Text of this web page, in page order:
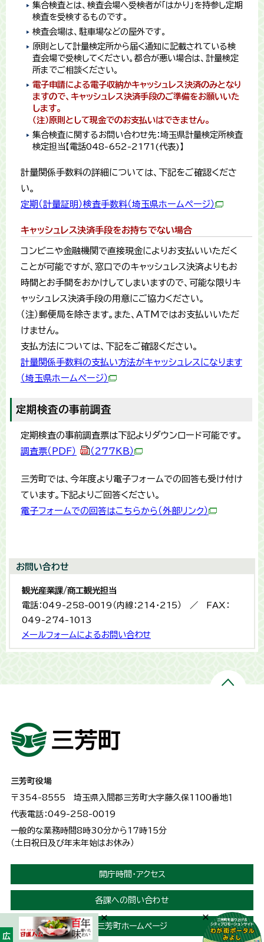
集合検査とは、検査会場へ受検者が「はかり」を持参し定期
検査を受検するものです。
検査会場は、駐車場などの屋外です。
原則として計量検定所から届く通知に記載されている検
査会場で受検してください。都合が悪い場合は、計量検定
所までご相談ください。
電子申請による電子収納かキャッシュレス決済のみとなり
ますので、キャッシュレス決済手段のご準備をお願いいた
します。
（注）原則として現金でのお支払いはできません。
集合検査に関するお問い合わせ先：埼玉県計量検定所検査
検定担当【電話048-652-2171(代表)】
計量関係手数料の詳細については、下記をご確認くださ
い。
定期（計量証明）検査手数料（埼玉県ホームページ）
キャッシュレス決済手段をお持ちでない場合
コンビニや金融機関で直接現金によりお支払いいただく
ことが可能ですが、窓口でのキャッシュレス決済よりもお
時間とお手間をおかけしてしまいますので、可能な限りキ
ャッシュレス決済手段の用意にご協力ください。
（注）郵便局を除きます。また、ATMではお支払いいただ
けません。
支払方法については、下記をご確認ください。
計量関係手数料の支払い方法がキャッシュレスになります
（埼玉県ホームページ）
定期検査の事前調査
定期検査の事前調査票は下記よりダウンロード可能です。
調査票（PDF）
（277KB）
三芳町では、今年度より電子フォームでの回答も受け付け
ています。下記よりご回答ください。
電子フォームでの回答はこちらから（外部リンク）
お問い合わせ
観光産業課/商工観光担当
電話：049-258-0019（内線：214・215） ／ FAX：
049-274-1013
メールフォームによるお問い合わせ
三芳町役場
〒354-8555 埼玉県入間郡三芳町大字藤久保1100番地１
代表電話：049-258-0019
一般的な業務時間8時30分から17時15分
（土日祝日及び年末年始はお休み）
開庁時間・アクセス
各課への問い合わせ
三芳町ホームページ